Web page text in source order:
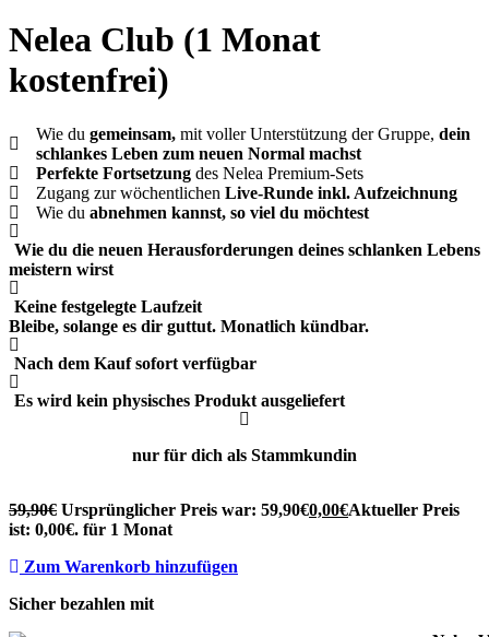
Nelea Club (1 Monat
kostenfrei)
Wie du gemeinsam, mit voller Unterstützung der Gruppe, dein
schlankes Leben zum neuen Normal machst
Perfekte Fortsetzung des Nelea Premium-Sets
Zugang zur wöchentlichen Live-Runde inkl. Aufzeichnung
Wie du abnehmen kannst, so viel du möchtest
Wie du die neuen Herausforderungen deines schlanken Lebens
meistern wirst
Keine festgelegte Laufzeit
Bleibe, solange es dir guttut. Monatlich kündbar.
Nach dem Kauf sofort verfügbar
Es wird kein physisches Produkt ausgeliefert
nur für dich als Stammkundin
59,90€ Ursprünglicher Preis war: 59,90€0,00€Aktueller Preis
ist: 0,00€. für 1 Monat
Zum Warenkorb hinzufügen
Sicher bezahlen mit